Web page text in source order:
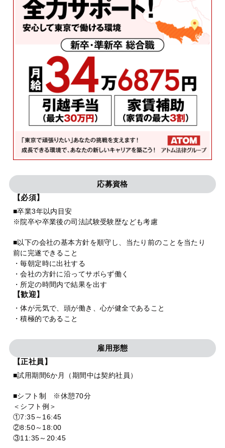
応募資格
【必須】
■卒業3年以内目安
※院卒や卒業後の司法試験受験歴なども考慮
■以下の会社の基本方針を順守し、当たり前のことを当たり
前に完遂できること
・毎朝定時に出社する
・会社の方針に沿ってサボらず働く
・所定の時間内で結果を出す
【歓迎】
・体が元気で、頭が働き、心が健全であること
・積極的であること
雇用形態
【正社員】
■試用期間6か月（期間中は契約社員）
■シフト制 ※休憩70分
＜シフト例＞
①7:35～16:45
②8:50～18:00
③11:35～20:45